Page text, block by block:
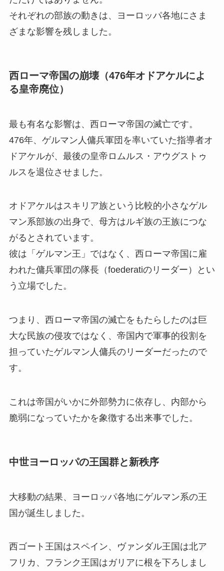
それぞれの部族の動きは、ヨーロッパ各地にさま
ざまな影響を残しました。
西ローマ帝国の崩壊（476年オドアケルによ
る皇帝廃位）
最も有名な影響は、西ローマ帝国の滅亡です。
476年、ゲルマン人傭兵軍団を率いていた指導者オ
ドアケルが、最後の皇帝ロムルス・アウグストゥ
ルスを退位させました。
オドアケルはスキリア族という比較的小さなゲル
マン系部族の出身で、母方はルギ族の王族につな
がるとされています。
彼は「ゲルマン王」ではなく、西ローマ帝国に雇
われた傭兵軍団の隊長（foederatiのリーダー）とい
う立場でした。
つまり、西ローマ帝国の滅亡をもたらしたのは巨
大な民族の侵攻ではなく、帝国内で軍事的役割を
担っていたゲルマン人傭兵のリーダーだったので
す。
これは帝国がいかに外部勢力に依存し、内部から
脆弱になっていたかを象徴する出来事でした。
中世ヨーロッパの王国群と新秩序
大移動の結果、ヨーロッパ各地にゲルマン系の王
国が誕生しました。
西ゴート王国はスペイン、ヴァンダル王国は北ア
フリカ、フランク王国はガリアに根を下ろしまし